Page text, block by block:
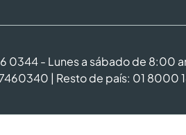
0344 - Lunes a sábado de
| Resto de país: 01 8000